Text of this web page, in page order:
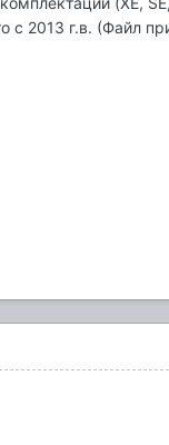
с 2013 г.в. (Файл